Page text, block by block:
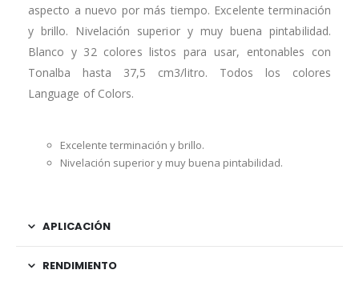
aspecto a nuevo por más tiempo. Excelente terminación
y brillo. Nivelación superior y muy buena pintabilidad.
Blanco y 32 colores listos para usar, entonables con
Tonalba hasta 37,5 cm3/litro. Todos los colores
Language of Colors.
Excelente terminación y brillo.
Nivelación superior y muy buena pintabilidad.
APLICACIÓN
RENDIMIENTO